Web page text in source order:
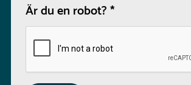
Är du en robot?*